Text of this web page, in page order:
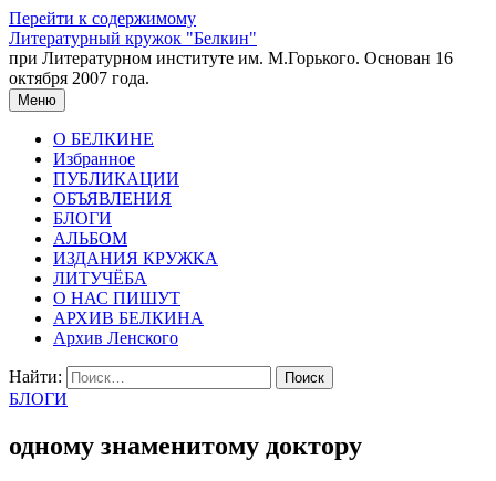
Перейти к содержимому
Литературный кружок "Белкин"
при Литературном институте им. М.Горького. Основан 16
октября 2007 года.
Меню
О БЕЛКИНЕ
Избранное
ПУБЛИКАЦИИ
ОБЪЯВЛЕНИЯ
БЛОГИ
АЛЬБОМ
ИЗДАНИЯ КРУЖКА
ЛИТУЧЁБА
О НАС ПИШУТ
АРХИВ БЕЛКИНА
Архив Ленского
Найти:
БЛОГИ
одному знаменитому доктору